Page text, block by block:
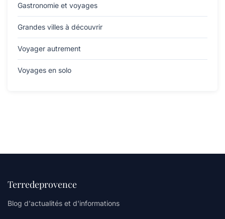
Gastronomie et voyages
Grandes villes à découvrir
Voyager autrement
Voyages en solo
Terredeprovence
Blog d'actualités et d'informations